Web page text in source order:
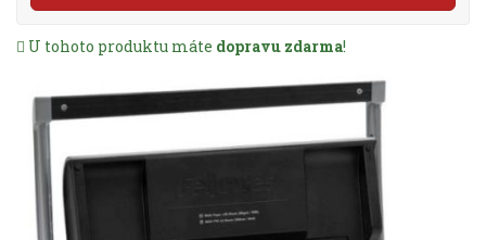
U tohoto produktu máte dopravu zdarma!